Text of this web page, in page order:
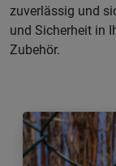
zuverlässig und
und Sicherheit in
Zubehör.